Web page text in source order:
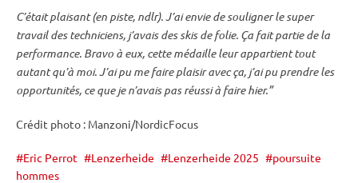
C’était plaisant (en piste, ndlr). J’ai envie de souligner le super
travail des techniciens, j’avais des skis de folie. Ça fait partie de la
performance. Bravo à eux, cette médaille leur appartient tout
autant qu’à moi. J’ai pu me faire plaisir avec ça, j’ai pu prendre les
opportunités, ce que je n’avais pas réussi à faire hier.”
Crédit photo : Manzoni/NordicFocus
Eric Perrot Lenzerheide Lenzerheide 2025
poursuite
hommes